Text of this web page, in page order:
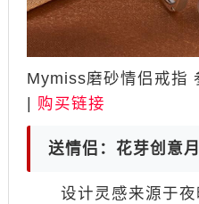
Mymiss磨砂情侣戒指
购买链接
送情侣：花芽创意
设计灵感来源于夜